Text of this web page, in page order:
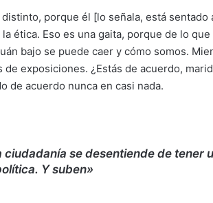
porque él [lo señala, está
ética. Eso es una gaita, porque de lo
bajo se puede caer y cómo somos.
de exposiciones. ¿Estás de acuerdo,
de acuerdo nunca en casi nada.
ciudadanía se desentiende de tener
Y suben»